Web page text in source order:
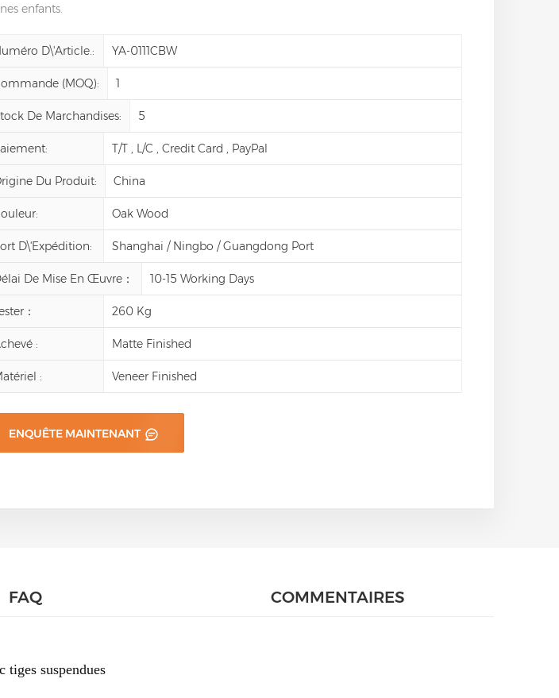
enfants.
D\'article.: YA-0111CBW
(MOQ): 1
De Marchandises: 5
T/T , L/C , Credit Card , PayPal
Du Produit: China
Oak Wood
D\'expédition: Shanghai / Ningbo / Guangdong Port
De Mise En Œuvre： 10-15 Working Days
： 260 Kg
: Matte Finished
: Veneer Finished
ENQUÊTE MAINTENANT
FAQ COMMENTAIRES
tiges suspendues